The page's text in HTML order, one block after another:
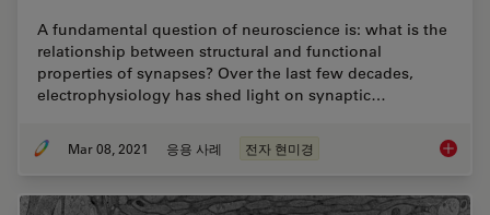
A fundamental question of neuroscience is: what is the
relationship between structural and functional
properties of synapses? Over the last few decades,
electrophysiology has shed light on synaptic…
Mar 08, 2021 응용 사례 전자 현미경